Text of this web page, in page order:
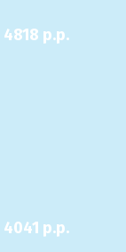
4818 p.p.
4041 p.p.